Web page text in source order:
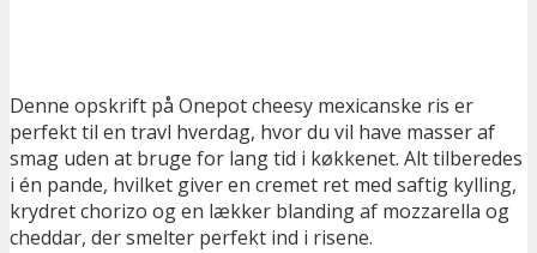
Denne opskrift på Onepot cheesy mexicanske ris er
perfekt til en travl hverdag, hvor du vil have masser af
smag uden at bruge for lang tid i køkkenet. Alt tilberedes
i én pande, hvilket giver en cremet ret med saftig kylling,
krydret chorizo og en lækker blanding af mozzarella og
cheddar, der smelter perfekt ind i risene.